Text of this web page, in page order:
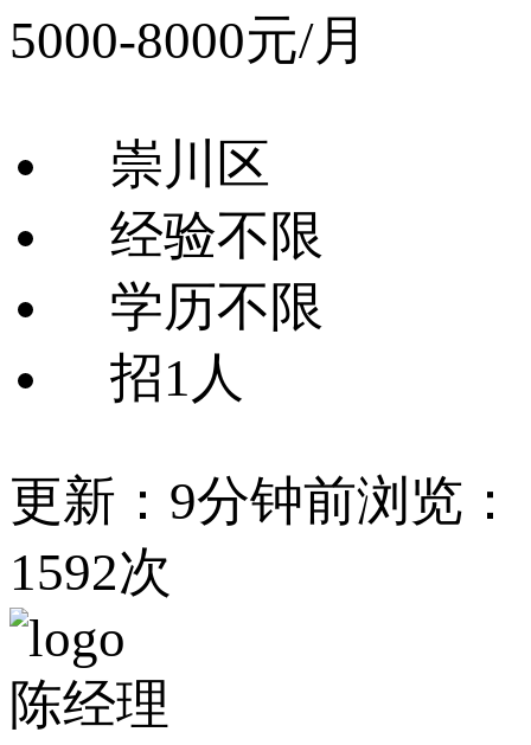
5000-8000元/月
崇川区
经验不限
学历不限
招1人
更新：9分钟前浏览：
1592次
陈经理